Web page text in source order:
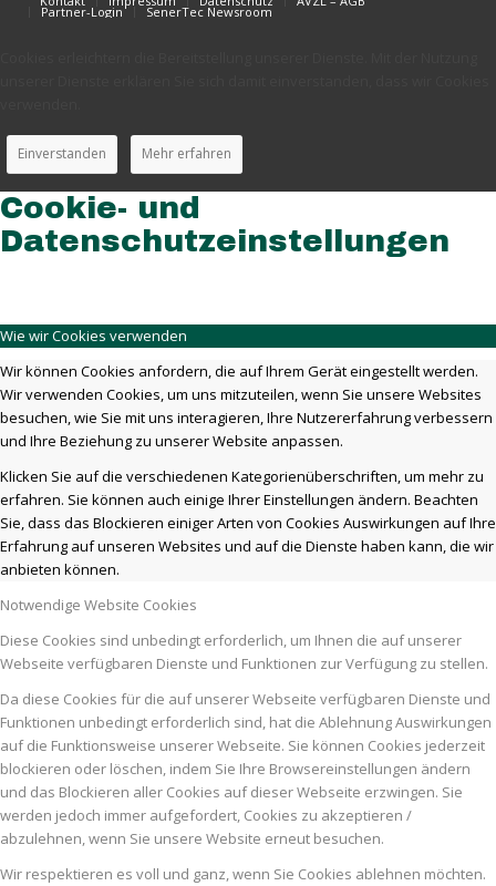
Partner-Login SenerTec Newsroom
Einverstanden Mehr erfahren
Cookie- und
Datenschutzeinstellungen
Wie wir Cookies verwenden
Wir können Cookies anfordern, die auf Ihrem Gerät eingestellt werden.
Wir verwenden Cookies, um uns mitzuteilen, wenn Sie unsere Websites
besuchen, wie Sie mit uns interagieren, Ihre Nutzererfahrung verbessern
und Ihre Beziehung zu unserer Website anpassen.
Klicken Sie auf die verschiedenen Kategorienüberschriften, um mehr zu
erfahren. Sie können auch einige Ihrer Einstellungen ändern. Beachten
Sie, dass das Blockieren einiger Arten von Cookies Auswirkungen auf Ihre
Erfahrung auf unseren Websites und auf die Dienste haben kann, die wir
anbieten können.
Notwendige Website Cookies
Diese Cookies sind unbedingt erforderlich, um Ihnen die auf unserer
Webseite verfügbaren Dienste und Funktionen zur Verfügung zu stellen.
Da diese Cookies für die auf unserer Webseite verfügbaren Dienste und
Funktionen unbedingt erforderlich sind, hat die Ablehnung Auswirkungen
auf die Funktionsweise unserer Webseite. Sie können Cookies jederzeit
blockieren oder löschen, indem Sie Ihre Browsereinstellungen ändern
und das Blockieren aller Cookies auf dieser Webseite erzwingen. Sie
werden jedoch immer aufgefordert, Cookies zu akzeptieren /
abzulehnen, wenn Sie unsere Website erneut besuchen.
Wir respektieren es voll und ganz, wenn Sie Cookies ablehnen möchten.